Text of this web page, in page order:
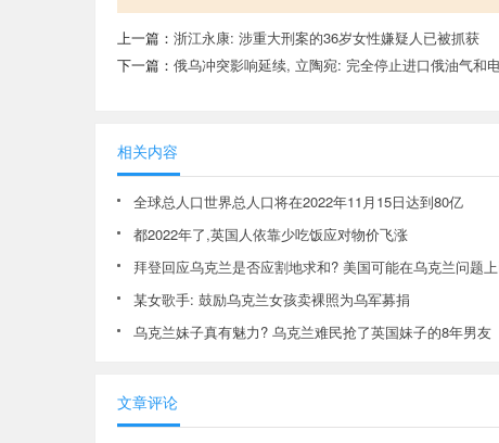
上一篇： 浙江永康: 涉重大刑案的36岁女性嫌疑人已被抓获
下一篇： 俄乌冲突影响延续, 立陶宛: 完全停止进口俄油气和
相关内容
全球总人口世界总人口将在2022年11月15日达到80亿
都2022年了,英国人依靠少吃饭应对物价飞涨
拜登回应乌克兰是否应割地求和? 美国可能在乌克兰问题
某女歌手: 鼓励乌克兰女孩卖裸照为乌军募捐
乌克兰妹子真有魅力? 乌克兰难民抢了英国妹子的8年男友
文章评论